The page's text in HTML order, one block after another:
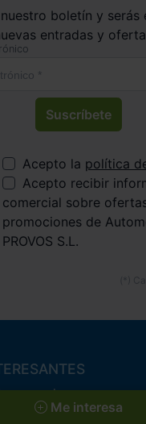
Me interesa
boletín y serás
entradas y
Suscríbete
Acepto la política
Acepto recibir
comercial sobre
promociones de
PROVOS S.L.
segunda mano